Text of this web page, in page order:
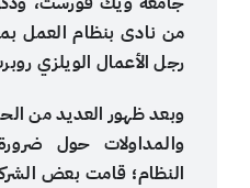
رجل الأعمال الويلزي روبرت
وبعد ظهور العديد من
والمداولات حول